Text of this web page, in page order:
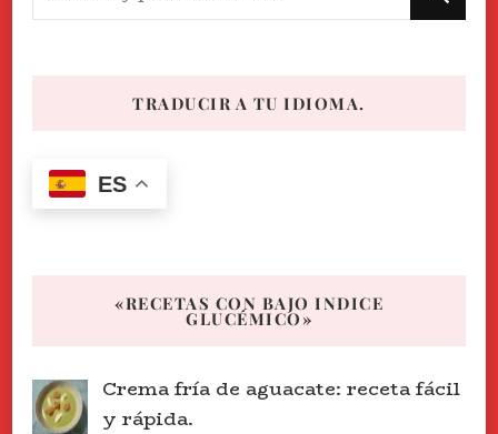
algo?
TRADUCIR A TU IDIOMA.
ES
«RECETAS CON BAJO INDICE
GLUCÉMICO»
Crema fría de aguacate: receta fácil
y rápida.